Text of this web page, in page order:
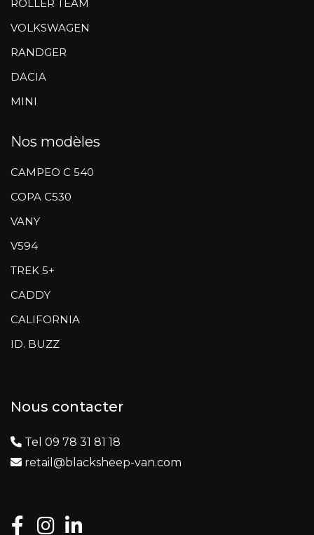
ROLLER TEAM
VOLKSWAGEN
RANDGER
DACIA
MINI
Nos modèles
CAMPEO C 540
COPA C530
VANY
V594
TREK 5+
CADDY
CALIFORNIA
ID. BUZZ
Nous contacter
Tel 09 78 31 81 18
retail@blacksheep-van.com